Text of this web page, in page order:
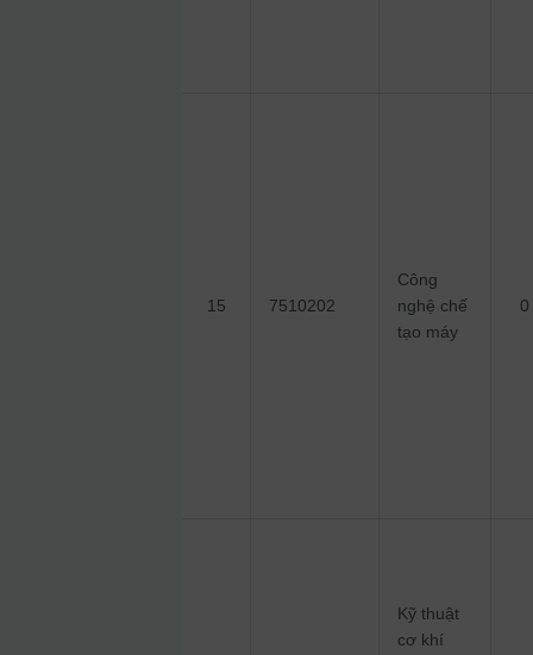
15 7510202
Công
nghệ chế
tạo máy
0
Kỹ thuật
cơ khí